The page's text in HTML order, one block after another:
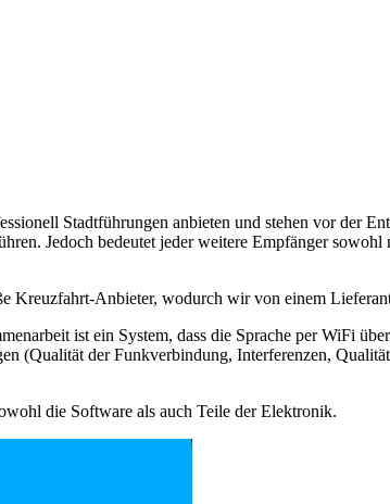
Stadtführungen anbieten und stehen vor der
Jedoch bedeutet jeder weitere Empfänger
Kreuzfahrt-Anbieter, wodurch wir von einem
ist ein System, dass die Sprache per WiFi
(Qualität der Funkverbindung, Interferenzen,
die Software als auch Teile der Elektronik.